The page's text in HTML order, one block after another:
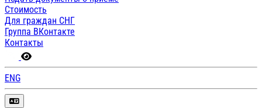
Стоимость
Для граждан СНГ
Группа ВКонтакте
Контакты
ENG